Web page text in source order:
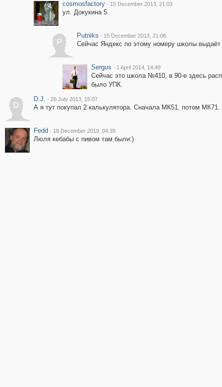
cosmosfactory · 15 December 2013, 21:03
ул. Докукина 5
P
Putniks · 15 December 2013, 21:06
Сейчас Яндекс по этому номеру школы выдаёт
Sergus · 1 April 2014, 14:49
Сейчас это школа №410, в 90-е здесь
было УПК.
D
D.J. · 26 July 2013, 15:07
А я тут покупал 2 калькулятора. Сначала МК51, потом МК71.
Fedd · 18 December 2019, 04:39
Люля кебабы с пивом там были:)